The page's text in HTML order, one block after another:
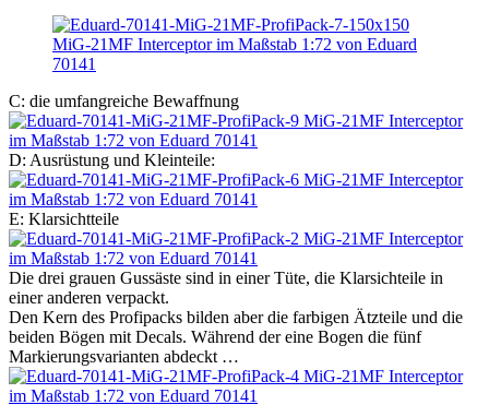
C: die umfangreiche Bewaffnung
D: Ausrüstung und Kleinteile:
E: Klarsichtteile
Die drei grauen Gussäste sind in einer Tüte, die Klarsichteile in
einer anderen verpackt.
Den Kern des Profipacks bilden aber die farbigen Ätzteile und die
beiden Bögen mit Decals. Während der eine Bogen die fünf
Markierungsvarianten abdeckt …